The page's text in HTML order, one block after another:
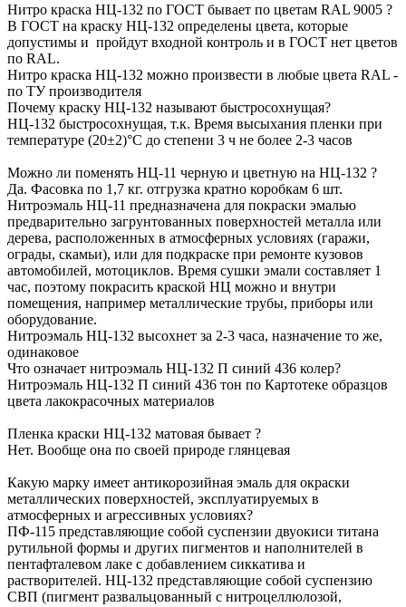
Нитро краска НЦ-132 по ГОСТ бывает по цветам RAL 9005 ?
В ГОСТ на краску НЦ-132 определены цвета, которые
допустимы и пройдут входной контроль и в ГОСТ нет цветов
по RAL.
Нитро краска НЦ-132 можно произвести в любые цвета RAL -
по ТУ производителя
Почему краску НЦ-132 называют быстросохнущая?
НЦ-132 быстросохнущая, т.к. Время высыхания пленки при
температуре (20±2)°С до степени 3 ч не более 2-3 часов
Можно ли поменять НЦ-11 черную и цветную на НЦ-132 ?
Да. Фасовка по 1,7 кг. отгрузка кратно коробкам 6 шт.
Нитроэмаль НЦ-11 предназначена для покраски эмалью
предварительно загрунтованных поверхностей металла или
дерева, расположенных в атмосферных условиях (гаражи,
ограды, скамьи), или для подкраске при ремонте кузовов
автомобилей, мотоциклов. Время сушки эмали составляет 1
час, поэтому покрасить краской НЦ можно и внутри
помещения, например металлические трубы, приборы или
оборудование.
Нитроэмаль НЦ-132 высохнет за 2-3 часа, назначение то же,
одинаковое
Что означает нитроэмаль НЦ-132 П синий 436 колер?
Нитроэмаль НЦ-132 П синий 436 тон по Картотеке образцов
цвета лакокрасочных материалов
Пленка краски НЦ-132 матовая бывает ?
Нет. Вообще она по своей природе глянцевая
Какую марку имеет антикорозийная эмаль для окраски
металлических поверхностей, эксплуатируемых в
атмосферных и агрессивных условиях?
ПФ-115 представляющие собой суспензии двуокиси титана
рутильной формы и других пигментов и наполнителей в
пентафталевом лаке с добавлением сиккатива и
растворителей. НЦ-132 представляющие собой суспензию
СВП (пигмент развальцованный с нитроцеллюлозой,